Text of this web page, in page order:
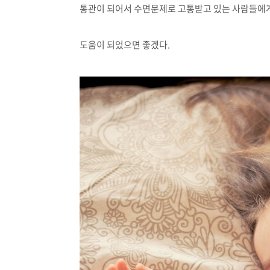
통관이 되어서 수면문제로 고통받고 있는 사람들에
도움이 되었으면 좋겠다.